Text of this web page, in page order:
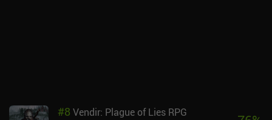
#8 Vendir: Plague of Lies RPG